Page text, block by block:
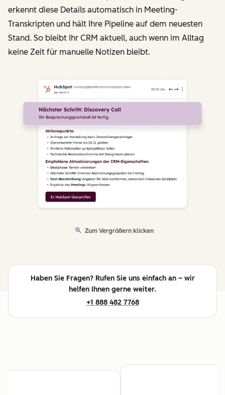
erkennt diese Details automatisch in Meeting-
Transkripten und hält Ihre Pipeline auf dem neuesten
Stand. So bleibt Ihr CRM aktuell, auch wenn im Alltag
keine Zeit für manuelle Notizen bleibt.
Zum Vergrößern klicken
Haben Sie Fragen? Rufen Sie uns einfach an – wir
helfen Ihnen gerne weiter.
+1 888 482 7768